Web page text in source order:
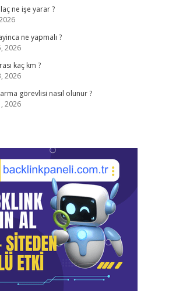
ne işe yarar ?
ne yapmalı ?
2026
kaç km ?
2026
görevlisi nasıl olunur ?
2026